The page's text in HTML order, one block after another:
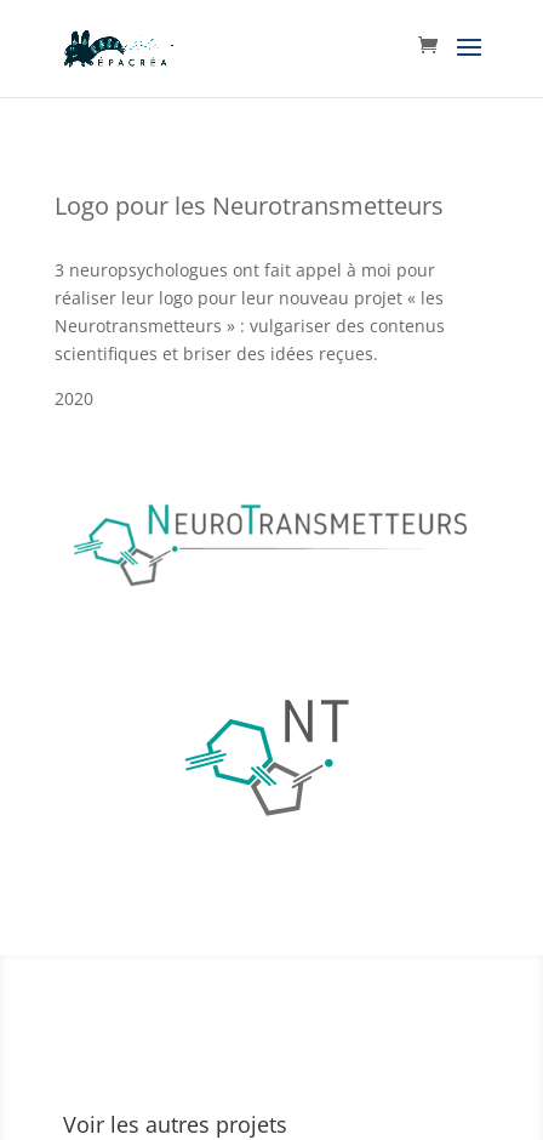
Logo pour les Neurotransmetteurs
3 neuropsychologues ont fait appel à moi pour
réaliser leur logo pour leur nouveau projet « les
Neurotransmetteurs » : vulgariser des contenus
scientifiques et briser des idées reçues.
2020
Voir les autres projets